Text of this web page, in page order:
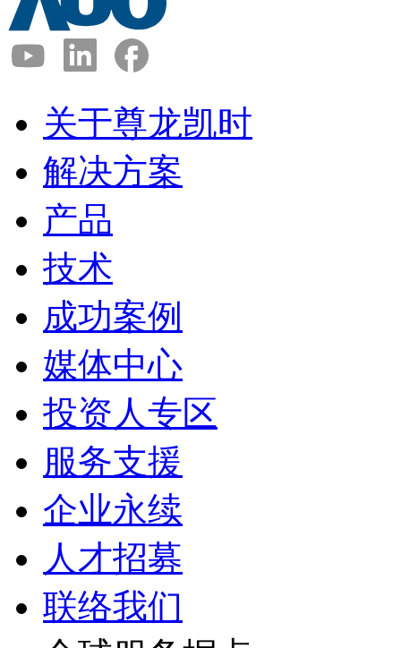
关于尊龙凯时
解决方案
产品
技术
成功案例
媒体中心
投资人专区
服务支援
企业永续
人才招募
联络我们